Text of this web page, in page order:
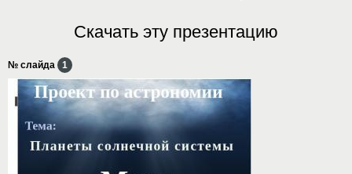
Скачать эту презентацию
№ слайда 1